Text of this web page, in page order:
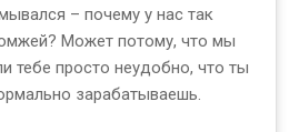
– почему у нас так
Может потому, что мы
тебе просто неудобно, что ты
зарабатываешь.